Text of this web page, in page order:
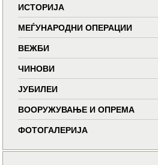
ИСТОРИЈА
МЕЃУНАРОДНИ ОПЕРАЦИИ
ВЕЖБИ
ЧИНОВИ
ЈУБИЛЕИ
ВООРУЖУВАЊЕ И ОПРЕМА
ФОТОГАЛЕРИЈА